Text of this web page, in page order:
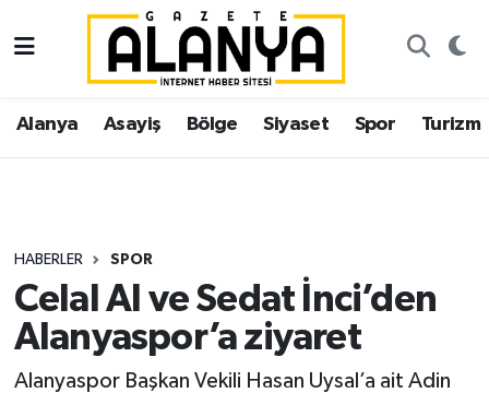
Alanya Asayiş Bölge Siyaset Spor Turizm
HABERLER SPOR
Celal Al ve Sedat İnci’den
Alanyaspor’a ziyaret
Alanyaspor Başkan Vekili Hasan Uysal’a ait Adin
Alanya
Asayiş
Siyaset
Spor
Turizm
İstanbul Nöbetçi Eczaneler
İstanbul Hava Durumu
Süper Lig Puan Durumu ve Fikstür
Tüm Manşetler
Son Dakika Haberleri